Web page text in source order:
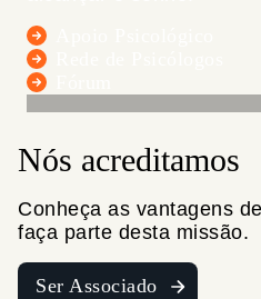
Nós acreditamos
Conheça as vantagens
faça parte desta missão.
Ser Associado